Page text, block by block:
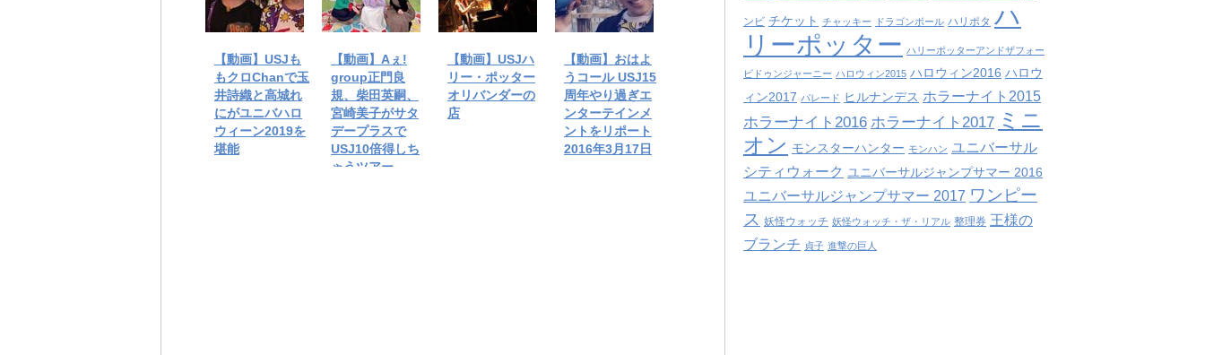
【動画】USJも
もクロChanで玉
井詩織と高城れ
にがユニバハロ
ウィーン2019を
堪能
【動画】Aぇ!
group正門良
規、柴田英嗣、
宮崎美子がサタ
デープラスで
USJ10倍得しち
ゃうツアー
【動画】USJハ
リー・ポッター
オリバンダーの
店
【動画】おはよ
うコール USJ15
周年やり過ぎエ
ンターテインメ
ントをリポート
2016年3月17日
ンビ チケット チャッキー ドラゴンボール ハリポタ ハ
リーポッター ハリーポッターアンドザフォー
ビドゥンジャーニー ハロウィン2015 ハロウィン2016 ハロウ
ィン2017 パレード ヒルナンデス ホラーナイト2015
ホラーナイト2016 ホラーナイト2017 ミニ
オン モンスターハンター モンハン ユニバーサル
シティウォーク ユニバーサルジャンプサマー 2016
ユニバーサルジャンプサマー 2017 ワンピー
ス 妖怪ウォッチ 妖怪ウォッチ・ザ・リアル 整理券 王様の
ブランチ 貞子 進撃の巨人